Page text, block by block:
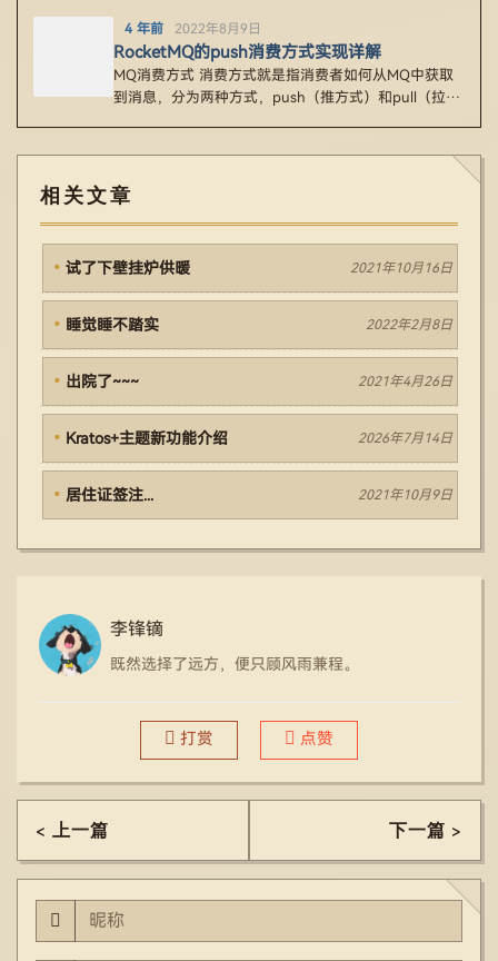
4 年前 2022年8月9日
RocketMQ的push消费方式实现详解
MQ消费方式 消费方式就是指消费者如何从MQ中获取
到消息，分为两种方式，push（推方式）和pull（拉方
相关文章
试了下壁挂炉供暖 2021年10月16日
睡觉睡不踏实 2022年2月8日
出院了~~~ 2021年4月26日
Kratos+主题新功能介绍 2026年7月14日
居住证签注... 2021年10月9日
李锋镝
既然选择了远方，便只顾风雨兼程。
打赏 点赞
< 上一篇 下一篇 >